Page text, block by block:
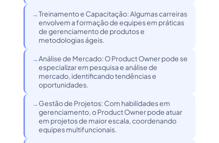
Treinamento e Capacitação: Algumas carreiras
envolvem a formação de equipes em práticas
de gerenciamento de produtos e
metodologias ágeis.
Análise de Mercado: O Product Owner pode se
especializar em pesquisa e análise de
mercado, identificando tendências e
oportunidades.
Gestão de Projetos: Com habilidades em
gerenciamento, o Product Owner pode atuar
em projetos de maior escala, coordenando
equipes multifuncionais.